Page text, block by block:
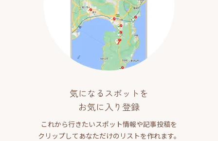
気になるスポットを
お気に入り登録
これから行きたいスポット情報や記事投稿を
クリップしてあなただけのリストを作れます。